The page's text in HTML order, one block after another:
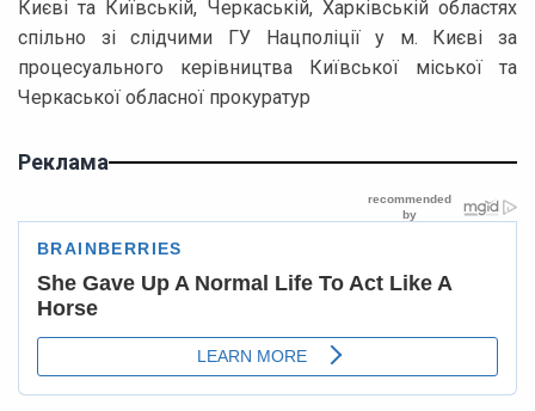
Києві та Київській, Черкаській, Харківській областях
спільно зі слідчими ГУ Нацполіції у м. Києві за
процесуального керівництва Київської міської та
Черкаської обласної прокуратур
Реклама